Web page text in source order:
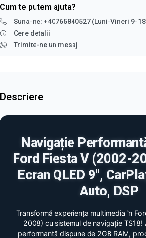
Cum te putem ajuta?
Suna-ne: +40765840527 (Luni-Vineri 9-
Cere detalii
Trimite-ne un mesaj
Descriere
Navigație
Ford Fiesta V (2002-
Ecran QLED 9",
Auto, DSP
Transformă experiența multimedia în
2008) cu sistemul de navigație TS18!
performantă dispune de 2GB RAM,